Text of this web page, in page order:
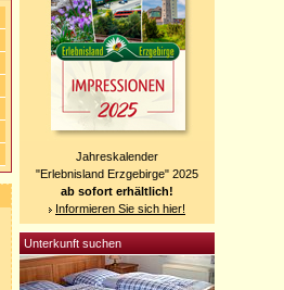
Jahreskalender
"Erlebnisland Erzgebirge" 2025
ab sofort erhältlich!
Informieren Sie sich hier!
Unterkunft suchen